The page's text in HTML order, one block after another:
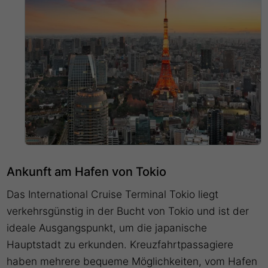
Ankunft am Hafen von Tokio
Das International Cruise Terminal Tokio liegt
verkehrsgünstig in der Bucht von Tokio und ist der
ideale Ausgangspunkt, um die japanische
Hauptstadt zu erkunden. Kreuzfahrtpassagiere
haben mehrere bequeme Möglichkeiten, vom Hafen